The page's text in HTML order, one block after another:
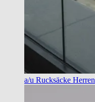
a/u Rucksäcke Herren